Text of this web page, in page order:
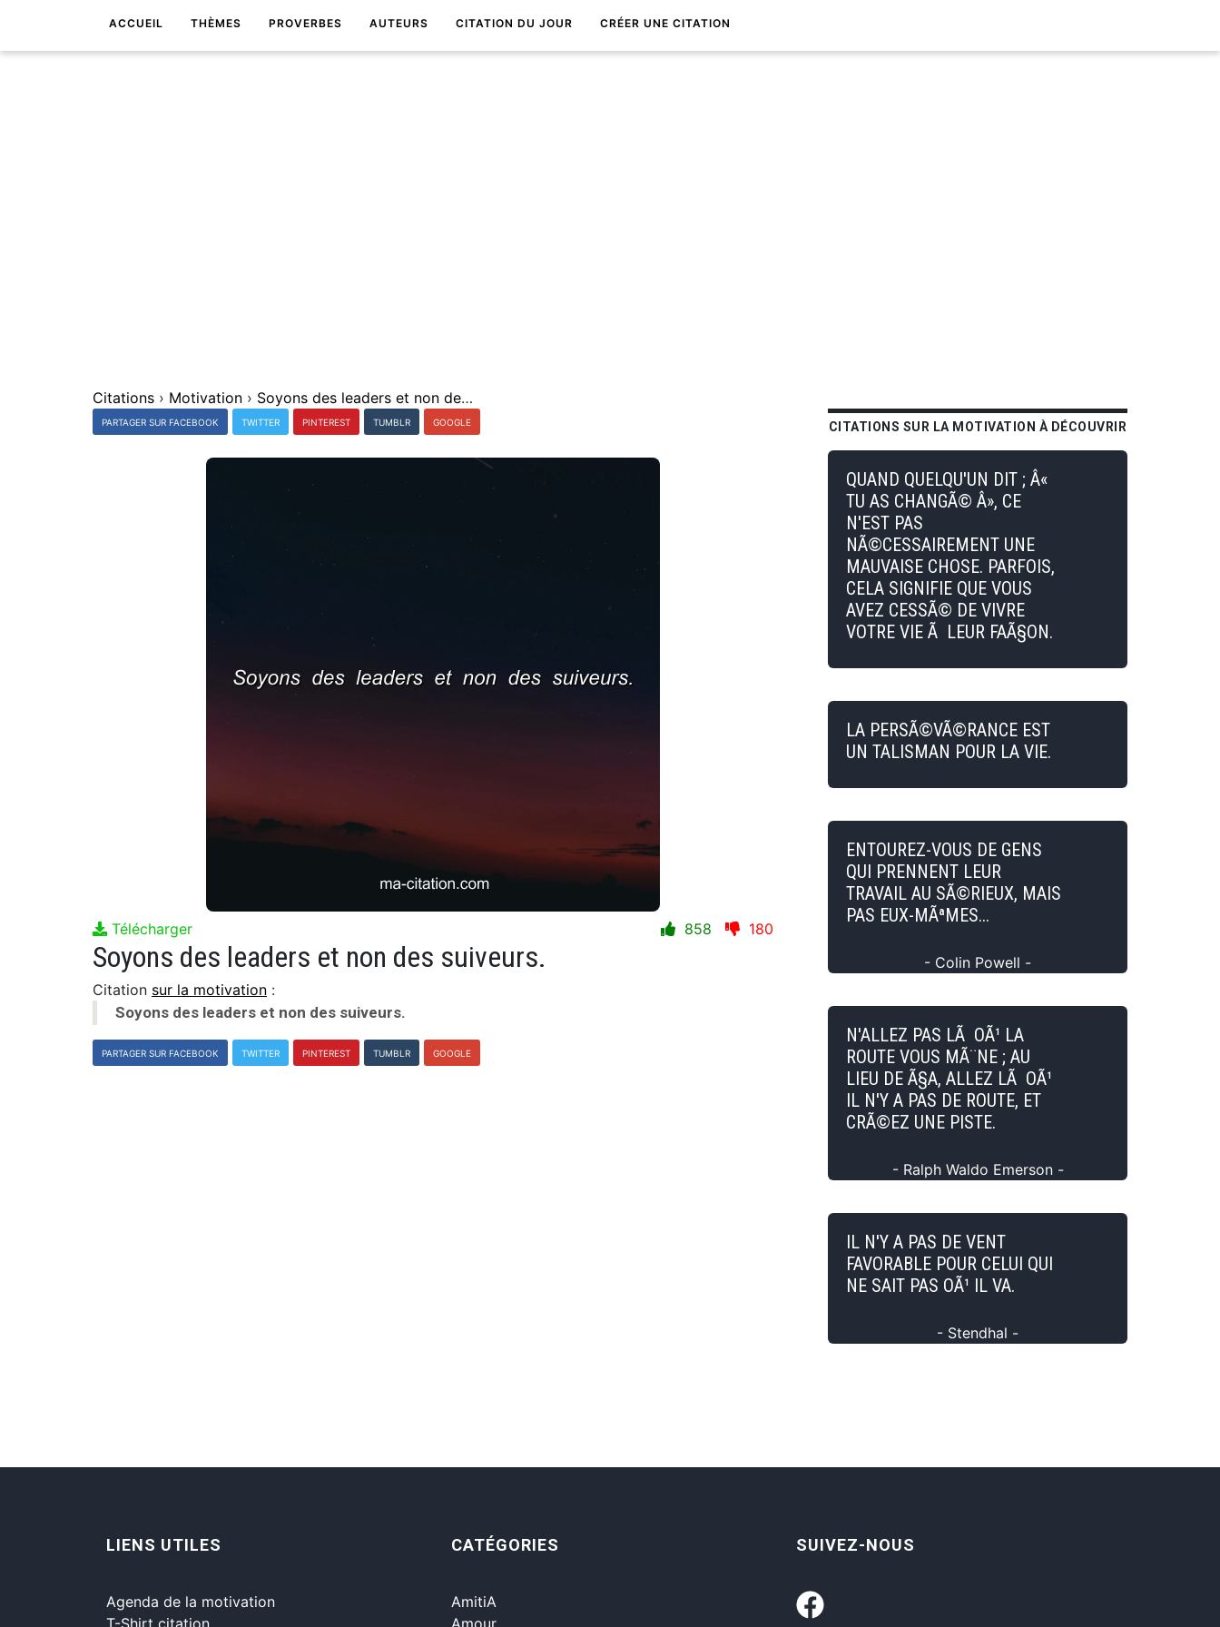
ACCUEIL THÈMES PROVERBES AUTEURS CITATION DU JOUR CRÉER UNE CITATION
Citations › Motivation › Soyons des leaders et non des suiveurs.
PARTAGER SUR FACEBOOK TWITTER PINTEREST TUMBLR GOOGLE
Télécharger 858 180
Soyons des leaders et non des suiveurs.
Citation sur la motivation :
Soyons des leaders et non des suiveurs.
PARTAGER SUR FACEBOOK TWITTER PINTEREST TUMBLR GOOGLE
CITATIONS SUR LA MOTIVATION À DÉCOUVRIR
QUAND QUELQU'UN DIT ; Â«
TU AS CHANGÃ© Â», CE
N'EST PAS
NÃ©CESSAIREMENT UNE
MAUVAISE CHOSE. PARFOIS,
CELA SIGNIFIE QUE VOUS
AVEZ CESSÃ© DE VIVRE
VOTRE VIE Ã LEUR FAÃ§ON.
LA PERSÃ©VÃ©RANCE EST
UN TALISMAN POUR LA VIE.
ENTOUREZ-VOUS DE GENS
QUI PRENNENT LEUR
TRAVAIL AU SÃ©RIEUX, MAIS
PAS EUX-MÃªMES...
- Colin Powell -
N'ALLEZ PAS LÃ OÃ¹ LA
ROUTE VOUS MÃ¨NE ; AU
LIEU DE Ã§A, ALLEZ LÃ OÃ¹
IL N'Y A PAS DE ROUTE, ET
CRÃ©EZ UNE PISTE.
- Ralph Waldo Emerson -
IL N'Y A PAS DE VENT
FAVORABLE POUR CELUI QUI
NE SAIT PAS OÃ¹ IL VA.
- Stendhal -
LIENS UTILES
Agenda de la motivation
T-Shirt citation
CATÉGORIES
AmitiA
Amour
SUIVEZ-NOUS